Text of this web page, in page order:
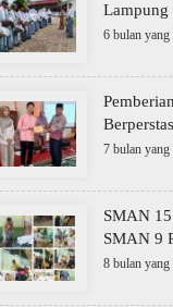
Lampung
6 bulan yang
7 bulan yang
SMAN
SMAN 9
8 bulan yang